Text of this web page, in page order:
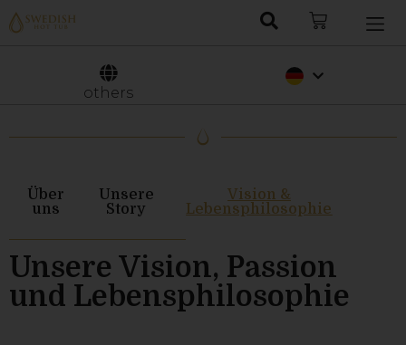
others
Nederlands
Über
uns
Unsere
Story
Vision &
Lebensphilosophie
Unsere Vision, Passion
und Lebensphilosophie